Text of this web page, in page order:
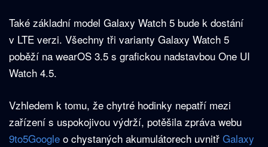
Také základní model Galaxy Watch 5 bude k dostání
v LTE verzi. Všechny tři varianty Galaxy Watch 5
poběží na wearOS 3.5 s grafickou nadstavbou One UI
Watch 4.5.
Vzhledem k tomu, že chytré hodinky nepatří mezi
zařízení s uspokojivou výdrží, potěšila zpráva webu
9to5Google o chystaných akumulátorech uvnitř Galaxy